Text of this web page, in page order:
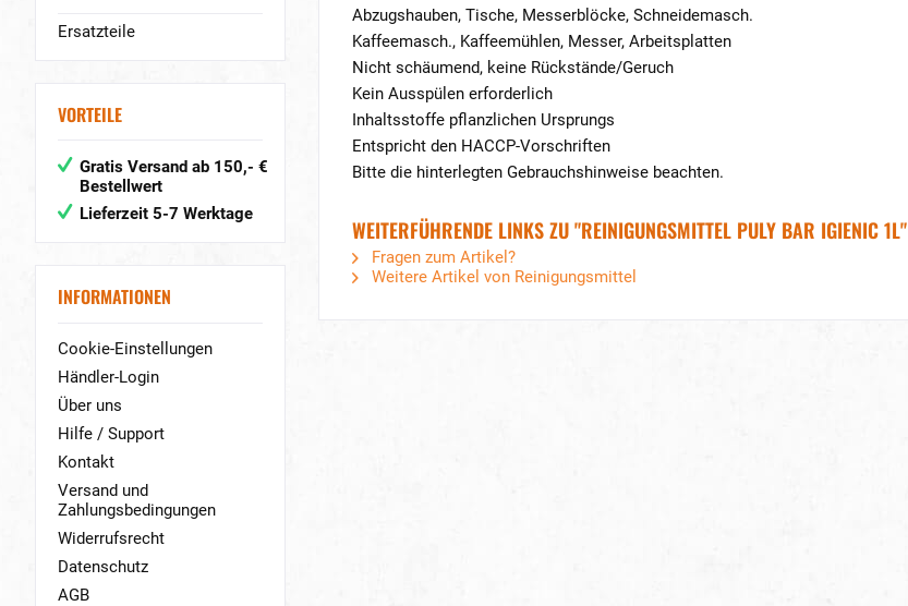
Ersatzteile
VORTEILE
Gratis Versand ab 150,- €
Bestellwert
Lieferzeit 5-7 Werktage
INFORMATIONEN
Cookie-Einstellungen
Händler-Login
Über uns
Hilfe / Support
Kontakt
Versand und
Zahlungsbedingungen
Widerrufsrecht
Datenschutz
AGB
Abzugshauben, Tische, Messerblöcke, Schneidemasch.
Kaffeemasch., Kaffeemühlen, Messer, Arbeitsplatten
Nicht schäumend, keine Rückstände/Geruch
Kein Ausspülen erforderlich
Inhaltsstoffe pflanzlichen Ursprungs
Entspricht den HACCP-Vorschriften
Bitte die hinterlegten Gebrauchshinweise beachten.
WEITERFÜHRENDE LINKS ZU "REINIGUNGSMITTEL PULY BAR IGIENIC 1L"
Fragen zum Artikel?
Weitere Artikel von Reinigungsmittel